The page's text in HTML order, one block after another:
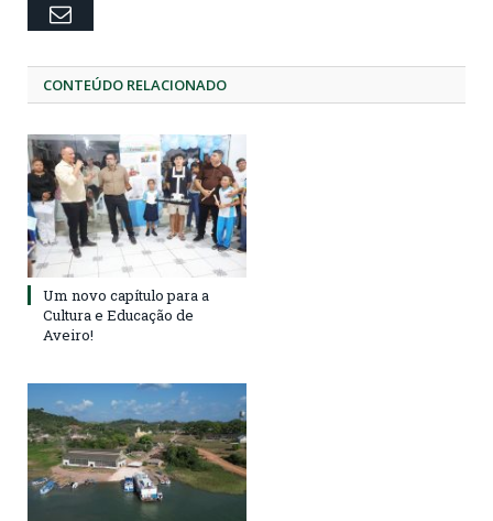
Email
CONTEÚDO RELACIONADO
Um novo capítulo para a
Cultura e Educação de
Aveiro!